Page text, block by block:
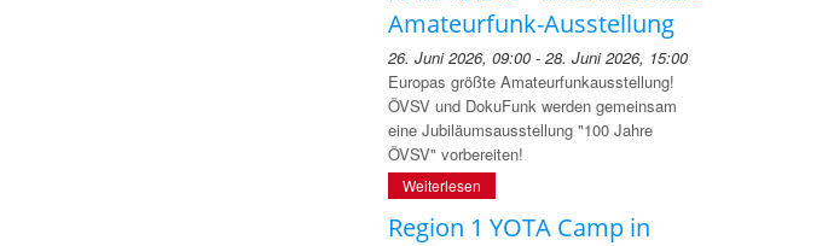
Amateurfunk-Ausstellung
26. Juni 2026, 09:00 - 28. Juni 2026, 15:00
Europas größte Amateurfunkausstellung!
ÖVSV und DokuFunk werden gemeinsam
eine Jubiläumsausstellung "100 Jahre
ÖVSV" vorbereiten!
Weiterlesen
Region 1 YOTA Camp in